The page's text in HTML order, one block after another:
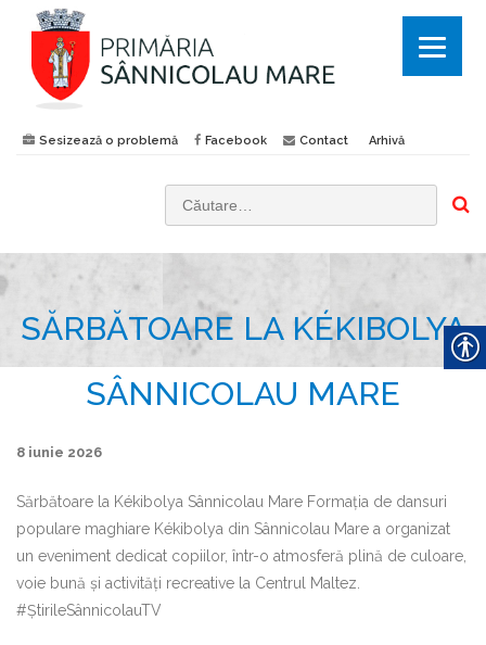
Sesizează o problemă Facebook Contact Arhivă
ă
:
SĂRBĂTOARE LA KÉKIBOLYA
SÂNNICOLAU MARE
8 iunie 2026
Sărbătoare la Kékibolya Sânnicolau Mare Formația de dansuri
populare maghiare Kékibolya din Sânnicolau Mare a organizat
un eveniment dedicat copiilor, într-o atmosferă plină de culoare,
voie bună și activități recreative la Centrul Maltez.
#ȘtirileSânnicolauTV